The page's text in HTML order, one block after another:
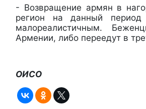
- Возвращение армян в
регион на данный период
малореалистичным.
Армении, либо переедут в
ОИСО